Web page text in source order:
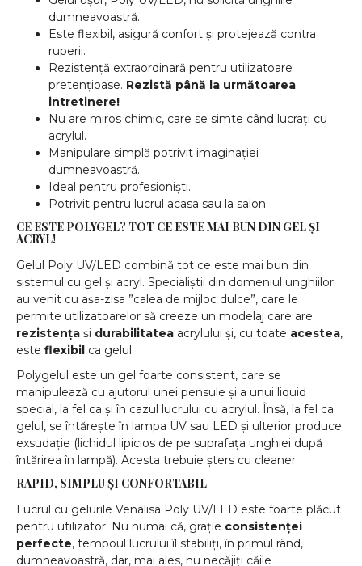
dumneavoastră.
Este flexibil, asigură confort și protejează contra
ruperii.
Rezistență extraordinară pentru utilizatoare
pretențioase. Rezistă până la următoarea
intretinere!
Nu are miros chimic, care se simte când lucrați cu
acrylul.
Manipulare simplă potrivit imaginației
dumneavoastră.
Ideal pentru profesioniști.
Potrivit pentru lucrul acasa sau la salon.
CE ESTE POLYGEL? TOT CE ESTE MAI BUN DIN GEL ȘI
ACRYL!
Gelul Poly UV/LED combină tot ce este mai bun din
sistemul cu gel și acryl. Specialiștii din domeniul unghiilor
au venit cu așa-zisa ”calea de mijloc dulce”, care le
permite utilizatoarelor să creeze un modelaj care are
rezistența și durabilitatea acrylului și, cu toate acestea,
este flexibil ca gelul.
Polygelul este un gel foarte consistent, care se
manipulează cu ajutorul unei pensule și a unui liquid
special, la fel ca și în cazul lucrului cu acrylul. Însă, la fel ca
gelul, se întărește în lampa UV sau LED și ulterior produce
exsudație (lichidul lipicios de pe suprafața unghiei după
întărirea în lampă). Acesta trebuie șters cu cleaner.
RAPID, SIMPLU ȘI CONFORTABIL
Lucrul cu gelurile Venalisa Poly UV/LED este foarte plăcut
pentru utilizator. Nu numai că, grație consistenței
perfecte, tempoul lucrului îl stabiliți, în primul rând,
dumneavoastră, dar, mai ales, nu necăjiți căile